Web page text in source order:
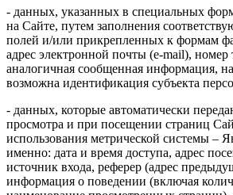
- данных, указанных в специальных
на Сайте, путем заполнения
полей и/или прикрепленных к формам
адрес электронной почты (e-mail), номер
аналогичная сообщенная информация,
возможна идентификация субъекта
- данных, которые автоматически
просмотра и при посещении страниц
использования метрической системы –
именно: дата и время доступа, адрес
источник входа, реферер (адрес
информация о поведении (включая